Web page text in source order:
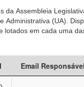
da Assembleia
Administrativa (UA).
lotados em cada uma
Email